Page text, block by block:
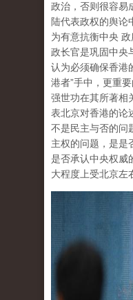
政治，否则很容易
陆代表政权的舆论
为有意抗衡中央
政长官是巩固中央
认为必须确保香港
港者”手中，更重
强世功在其所著相
表北京对香港的论
不是民主与否的问
主权的问题，是是
是否承认中央权威
大程度上受北京左